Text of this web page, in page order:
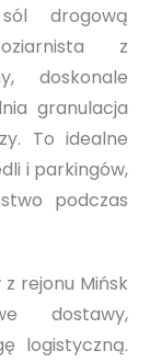
drogową
z
doskonale
granulacja
To idealne
i parkingów,
podczas
rejonu Mińsk
dostawy,
logistyczną.